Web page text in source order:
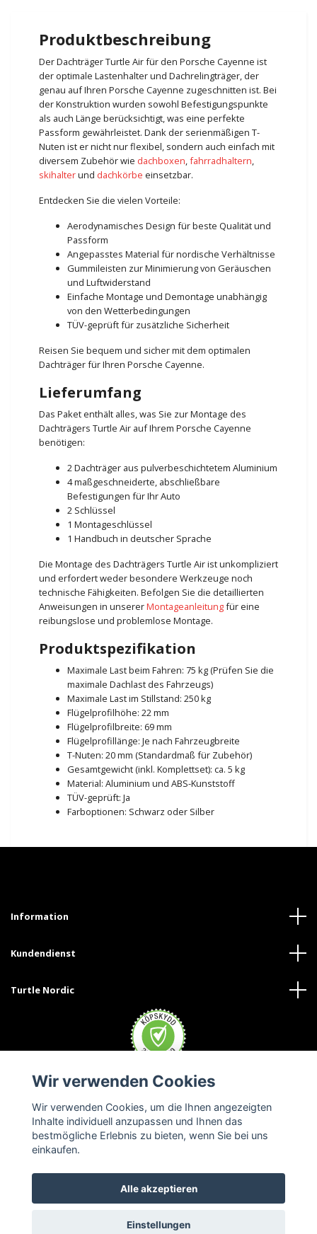
Produktbeschreibung
Der Dachträger Turtle Air für den Porsche Cayenne ist
der optimale Lastenhalter und Dachrelingträger, der
genau auf Ihren Porsche Cayenne zugeschnitten ist. Bei
der Konstruktion wurden sowohl Befestigungspunkte
als auch Länge berücksichtigt, was eine perfekte
Passform gewährleistet. Dank der serienmäßigen T-
Nuten ist er nicht nur flexibel, sondern auch einfach mit
diversem Zubehör wie dachboxen,fahrradhaltern,
skihalterund dachkörbe einsetzbar.
Entdecken Sie die vielen Vorteile:
Aerodynamisches Design für beste Qualität und
Passform
Angepasstes Material für nordische Verhältnisse
Gummileisten zur Minimierung von Geräuschen
und Luftwiderstand
Einfache Montage und Demontage unabhängig
von den Wetterbedingungen
TÜV-geprüft für zusätzliche Sicherheit
Reisen Sie bequem und sicher mit dem optimalen
Dachträger für Ihren Porsche Cayenne.
Lieferumfang
Das Paket enthält alles, was Sie zur Montage des
Dachträgers Turtle Air auf Ihrem Porsche Cayenne
benötigen:
2 Dachträger aus pulverbeschichtetem Aluminium
4 maßgeschneiderte, abschließbare
Befestigungen für Ihr Auto
2 Schlüssel
1 Montageschlüssel
1 Handbuch in deutscher Sprache
Die Montage des Dachträgers Turtle Air ist unkompliziert
und erfordert weder besondere Werkzeuge noch
technische Fähigkeiten. Befolgen Sie die detaillierten
Anweisungen in unsererMontageanleitungfür eine
reibungslose und problemlose Montage.
Produktspezifikation
Maximale Last beim Fahren: 75 kg (Prüfen Sie die
maximale Dachlast des Fahrzeugs)
Maximale Last im Stillstand: 250 kg
Flügelprofilhöhe: 22 mm
Flügelprofilbreite: 69 mm
Flügelprofillänge: Je nach Fahrzeugbreite
T-Nuten: 20 mm (Standardmaß für Zubehör)
Gesamtgewicht (inkl. Komplettset): ca. 5 kg
Material: Aluminium und ABS-Kunststoff
TÜV-geprüft: Ja
Farboptionen: Schwarz oder Silber
Information
Kundendienst
Turtle Nordic
© 2026 Turtle Nordic - Deutschland
Wir verwenden Cookies
Wir verwenden Cookies, um die Ihnen angezeigten
Inhalte individuell anzupassen und Ihnen das
bestmögliche Erlebnis zu bieten, wenn Sie bei uns
einkaufen.
Alle akzeptieren
Einstellungen